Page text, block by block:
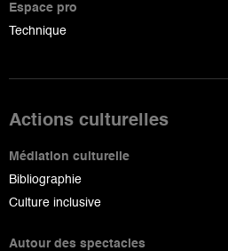
Espace pro
Technique
Actions culturelles
Médiation culturelle
Bibliographie
Culture inclusive
Autour des spectacles